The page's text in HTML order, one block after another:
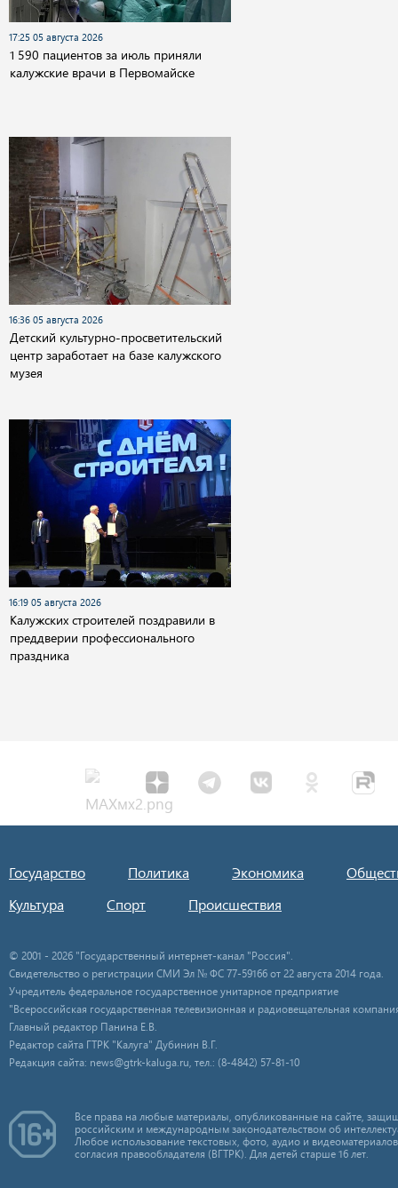
17:25 05 августа 2026
1 590 пациентов за июль приняли
калужские врачи в Первомайске
16:36 05 августа 2026
Детский культурно-просветительский
центр заработает на базе калужского
музея
16:19 05 августа 2026
Калужских строителей поздравили в
преддверии профессионального
праздника
Государство Политика Экономика
Культура
Спорт Происшествия
© 2001 - 2026 "Государственный интернет-канал "Россия".
Свидетельство о регистрации СМИ Эл № ФС 77-59166 от 22 августа 2014 года.
Учредитель федеральное государственное унитарное предприятие
"Всероссийская государственная телевизионная и радиовещательная
Главный редактор Панина Е.В.
Редактор сайта ГТРК "Калуга" Дубинин В.Г.
Редакция сайта: news@gtrk-kaluga.ru, тел.: (8-4842) 57-81-10
Все права на любые материалы, опубликованные на сайте,
российским и международным законодательством об
Любое использование текстовых, фото, аудио и
согласия правообладателя (ВГТРК). Для детей старше 16 лет.